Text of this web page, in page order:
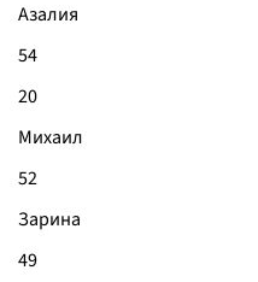
Азалия
54
20
Михаил
52
Зарина
49